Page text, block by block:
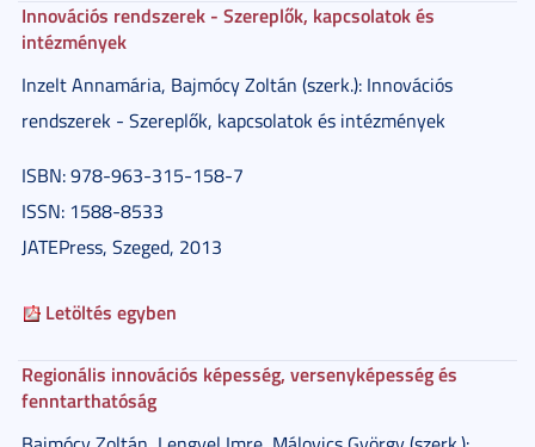
Innovációs rendszerek - Szereplők, kapcsolatok és
intézmények
Inzelt Annamária, Bajmócy Zoltán (szerk.): Innovációs
rendszerek - Szereplők, kapcsolatok és intézmények
ISBN: 978-963-315-158-7
ISSN: 1588-8533
JATEPress, Szeged, 2013
Letöltés egyben
Regionális innovációs képesség, versenyképesség és
fenntarthatóság